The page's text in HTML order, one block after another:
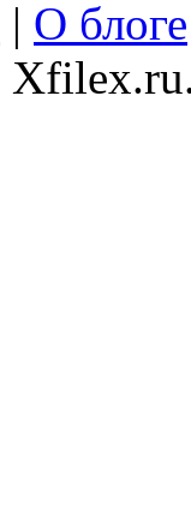
| О блоге